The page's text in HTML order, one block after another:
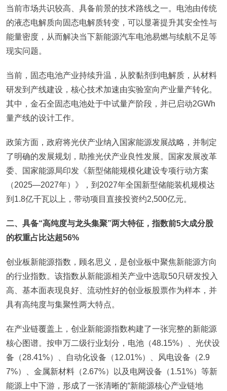
当前市场共识较高、具备前景的技术路线之一。电池由传统
的液态电解质向固态电解质转变，可以显著提升其安全性与
能量密度，从而解决当下新能源汽车电池易燃与续航不足等
现实问题。
当前，固态电池产业持续升温，从胶黏剂到电解质，从材料
研发到产线建设，核心技术加速由实验室向产业量产转化。
其中，金石全固态电池处于中试量产阶段，并已启动2GWh
量产线的设计工作。
政策方面，政府将光伏产业纳入国家能源发展战略，并制定
了明确的发展规划，助推光伏产业良性发展。国家发展改革
委、国家能源局印发《新型储能规模化建设专项行动方案
（2025—2027年）》，到2027年全国新型储能装机规模达
到1.8亿千瓦以上，带动项目直接投资约2,500亿元。
二、具备“高纯度与龙头集聚”两大特征，指数前5大成分股
的权重占比达超56%
创业板新能源指数，顾名思义，是创业板中聚焦新能源方向
的行业指数。该指数从新能源相关产业中选取50只研发投入
高、基本面表现良好、流动性好的创业板股票作为样本，并
具有高纯度与集聚性两大特点。
在产业链覆盖上，创业新能源指数构建了一张完整的新能源
核心图谱。按申万二级行业划分，电池（48.15%）、光伏设
备（28.41%）、自动化设备（12.01%）、风电设备（2.9
7%）、金属新材料（2.67%）以及电网设备（1.51%）等新
能源上中下游，形成了一张清晰的“新能源核心产业链地